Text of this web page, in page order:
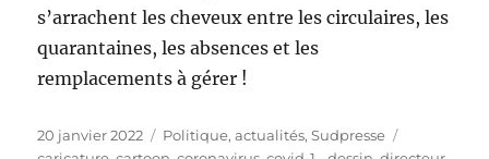
s’arrachent les cheveux entre les circulaires, les
quarantaines, les absences et les
remplacements à gérer !
Publié
20 janvier 2022 Catégories
Politique, actualités,Sudpresse